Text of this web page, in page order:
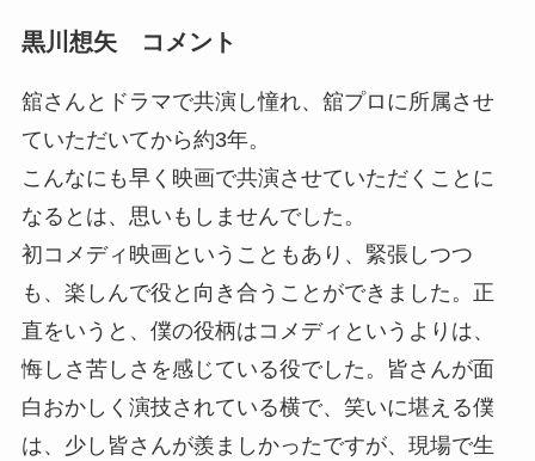
黒川想矢 コメント
舘さんとドラマで共演し憧れ、舘プロに所属させ
ていただいてから約3年。
こんなにも早く映画で共演させていただくことに
なるとは、思いもしませんでした。
初コメディ映画ということもあり、緊張しつつ
も、楽しんで役と向き合うことができました。正
直をいうと、僕の役柄はコメディというよりは、
悔しさ苦しさを感じている役でした。皆さんが面
白おかしく演技されている横で、笑いに堪える僕
は、少し皆さんが羨ましかったですが、現場で生